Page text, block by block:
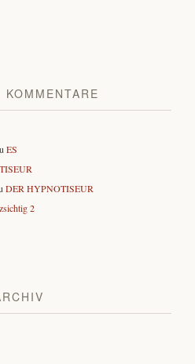
KOMMENTARE
ES
DER HYPNOTISEUR
2